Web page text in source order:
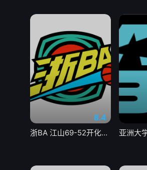
8.4
浙BA 江山69-52开化20260803